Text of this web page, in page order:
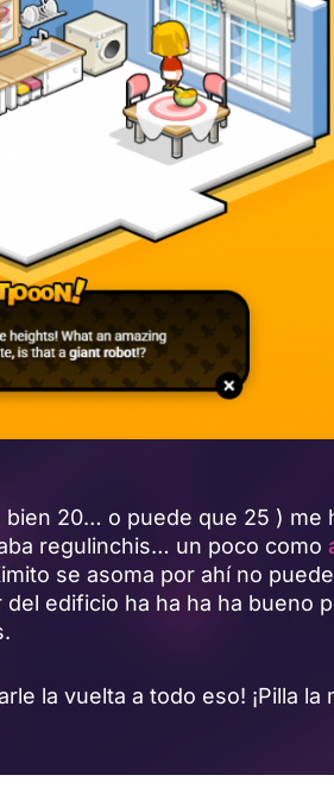
bien 20… o puede que 25 ) me
regulinchis… un poco como
se asoma por ahí no
edificio ha ha ha ha bueno
la vuelta a todo eso! ¡Pilla la